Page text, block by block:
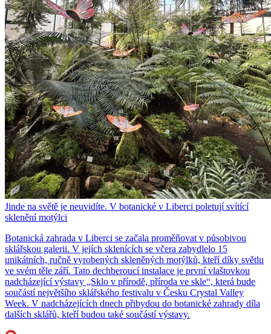
Jinde na světě je neuvidíte. V botanické v Liberci poletují svítící
sklenění motýlci
Botanická zahrada v Liberci se začala proměňovat v působivou
sklářskou galerii. V jejích sklenících se včera zabydlelo 15
unikátních, ručně vyrobených skleněných motýlků, kteří díky světlu
ve svém těle září. Tato dechberoucí instalace je první vlaštovkou
nadcházející výstavy „Sklo v přírodě, příroda ve skle“, která bude
součástí největšího sklářského festivalu v Česku Crystal Valley
Week. V nadcházejících dnech přibydou do botanické zahrady díla
dalších sklářů, kteří budou také součástí výstavy.